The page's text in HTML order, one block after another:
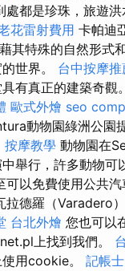
都是珍珠，旅遊洪
花雷射費用 卡帕迪
其特殊的自然形式
世界。 台中按摩
有真正的建築奇觀
歐式外燴 seo
動物園綠洲公園
按摩教學 動物園在
舉行，許多動物可
可以免費使用公共
拉德羅（Varadero
台北外燴 您也可以
上找到我們。
用cookie。 記帳